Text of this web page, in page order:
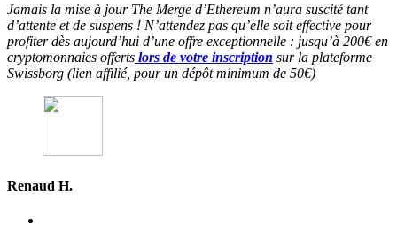
Jamais la mise à jour The Merge d’Ethereum n’aura suscité tant
d’attente et de suspens ! N’attendez pas qu’elle soit effective pour
profiter dès aujourd’hui d’une offre exceptionnelle : jusqu’à 200€ en
cryptomonnaies offerts lors de votre inscription sur la plateforme
Swissborg (lien affilié, pour un dépôt minimum de 50€)
Renaud H.